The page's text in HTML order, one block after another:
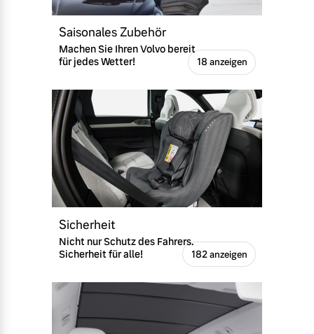
Saisonales Zubehör
Machen Sie Ihren Volvo bereit
für jedes Wetter!
18 anzeigen
Sicherheit
Nicht nur Schutz des Fahrers.
Sicherheit für alle!
182 anzeigen